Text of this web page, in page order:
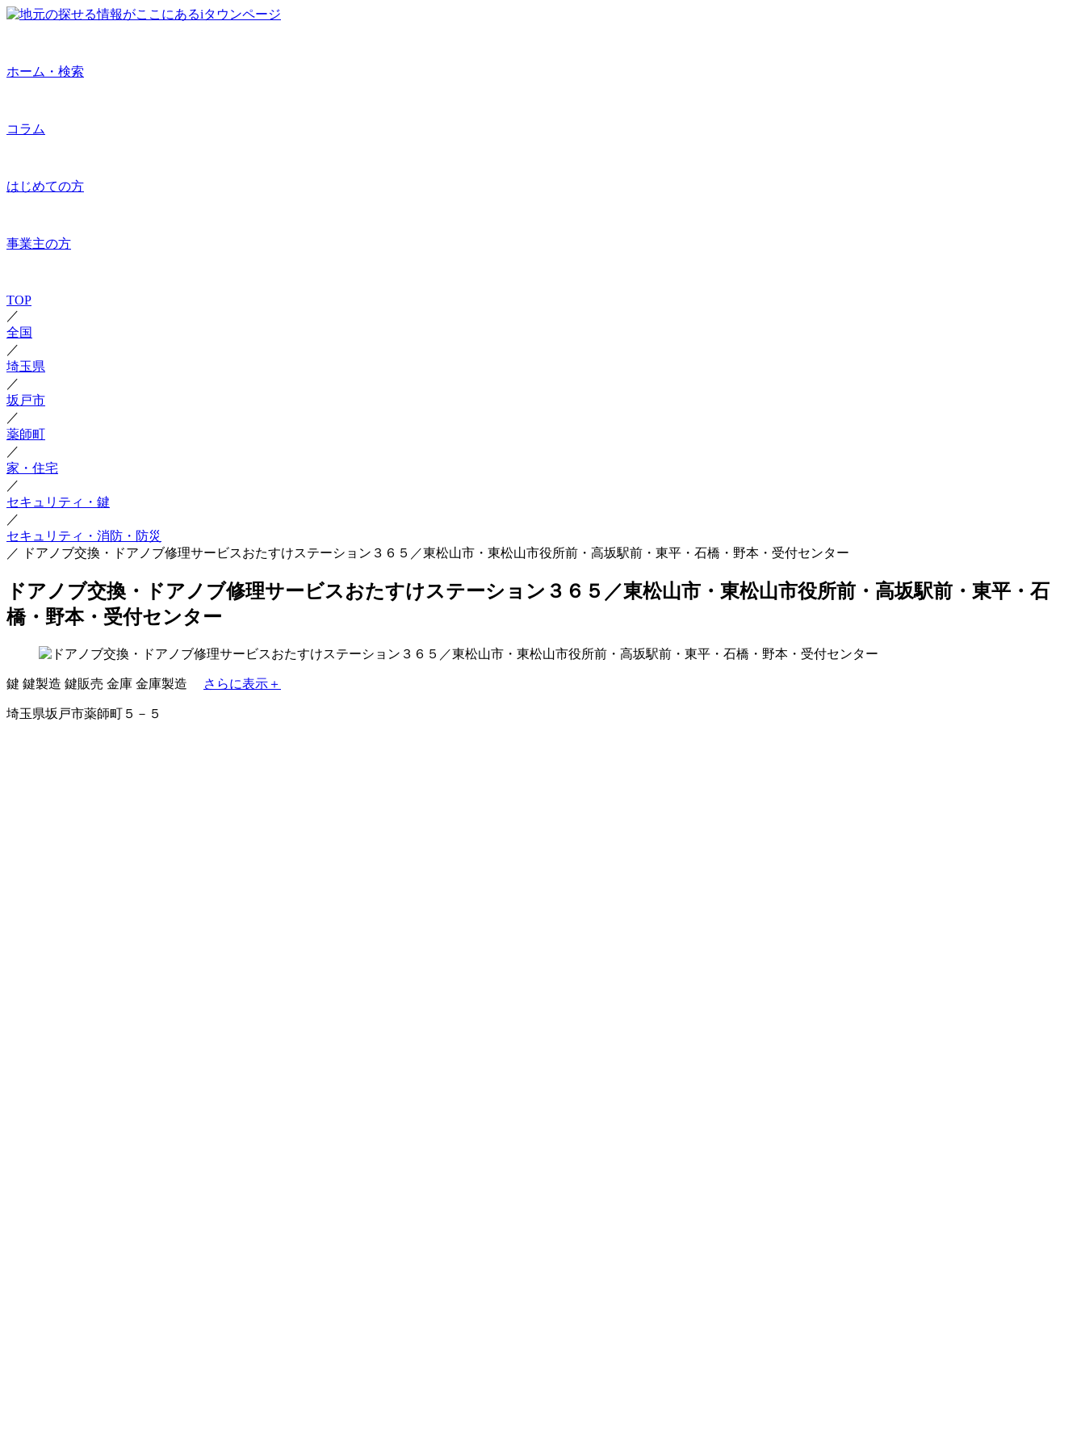
ホーム・検索
コラム
はじめての方
事業主の方
TOP
／
全国
／
埼玉県
／
坂戸市
／
薬師町
／
家・住宅
／
セキュリティ・鍵
／
セキュリティ・消防・防災
／
ドアノブ交換・ドアノブ修理サービスおたすけステーション３６５／東松山市・東松山市役所前・高坂駅前・東平・石橋・野本・受付センター
ドアノブ交換・ドアノブ修理サービスおたすけステーション３６５／東松山市・東松山市役所前・高坂駅前・東平・石
橋・野本・受付センター
鍵 鍵製造 鍵販売 金庫 金庫製造 さらに表示＋
埼玉県坂戸市薬師町５－５